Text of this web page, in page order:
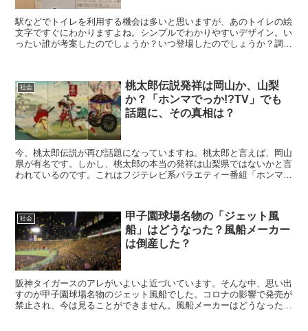
駅などでトイレを利用する機会は多いと思いますが、あのトイレの絵
文字ですぐにわかりますよね。シンプルでわかりやすいデザイン。い
ったい誰が考案したのでしょうか？いつ登場したのでしょうか？調べ
社会
桃太郎伝説発祥は岡山か、山梨
か？「ホンマでっか!?TV」でも
話題に、その真相は？
今、桃太郎伝説が再び話題になっていますね。桃太郎と言えば、岡山
県が有名です。しかし、桃太郎の本当の発祥は山梨県ではないかと言
われているのです。これはフジテレビ系バラエティー番組「ホンマで
社会
甲子園球場名物の「ジェット風
船」はどうなった？風船メーカー
は倒産した？
阪神タイガースのアレがいよいよ近づいています。そんな中、思い出
すのが甲子園球場名物のジェット風船でした。コロナの影響で発売が
禁止され、今は見ることができません。風船メーカーはどうなったの